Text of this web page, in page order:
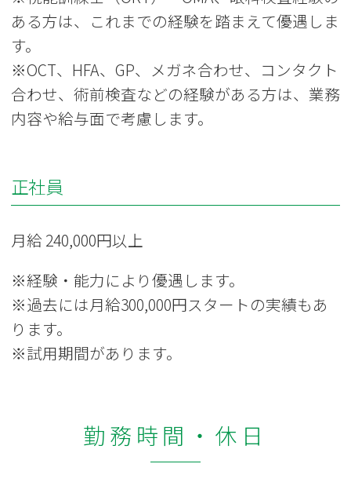
ある方は、これまでの経験を踏まえて優遇しま
す。
※OCT、HFA、GP、メガネ合わせ、コンタクト
合わせ、術前検査などの経験がある方は、業務
内容や給与面で考慮します。
正社員
月給 240,000円以上
※経験・能力により優遇します。
※過去には月給300,000円スタートの実績もあ
ります。
※試用期間があります。
勤務時間・休日